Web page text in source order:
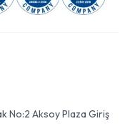
No:2 Aksoy Plaza Giriş